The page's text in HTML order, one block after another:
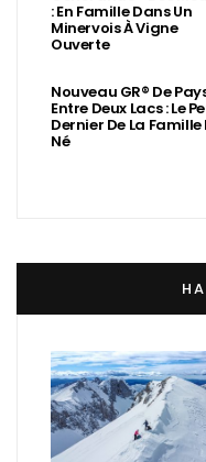
: En Famille Dans Un
Minervois À Vigne
Ouverte
Nouveau GR® De
Entre Deux Lacs : Le
Dernier De La Famille
Né